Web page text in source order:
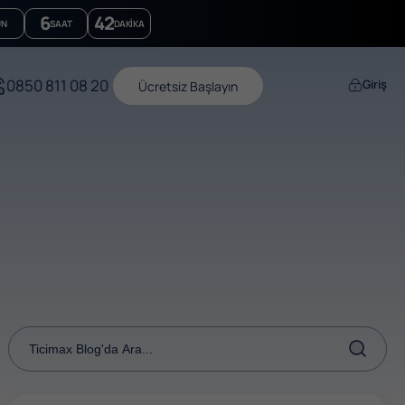
6SAAT 42DAKIKA
0850 811 08 20 Ücretsiz Başlayın Giriş